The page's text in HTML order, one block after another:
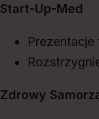
Start-Up-Med
Zdrowy